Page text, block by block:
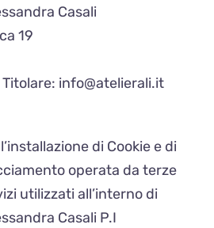
Casali
19
info@atelierali.it
di Cookie e di
operata da terze
utilizzati all’interno di
Casali P.I